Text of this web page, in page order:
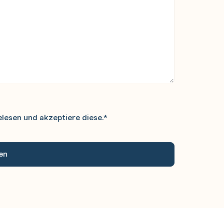
und akzeptiere diese.*